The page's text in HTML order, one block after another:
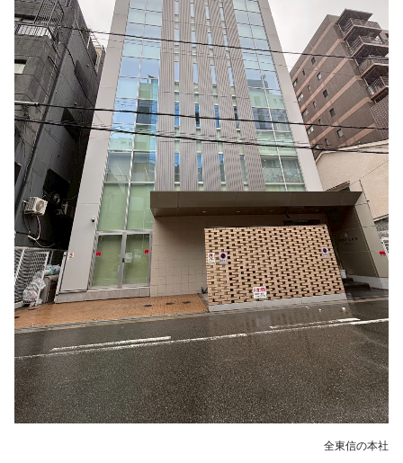
全東信の本社